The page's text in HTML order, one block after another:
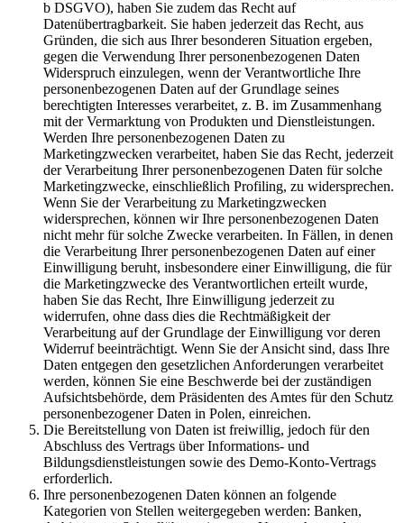
b DSGVO), haben Sie zudem das Recht auf
Datenübertragbarkeit. Sie haben jederzeit das Recht, aus
Gründen, die sich aus Ihrer besonderen Situation ergeben,
gegen die Verwendung Ihrer personenbezogenen Daten
Widerspruch einzulegen, wenn der Verantwortliche Ihre
personenbezogenen Daten auf der Grundlage seines
berechtigten Interesses verarbeitet, z. B. im Zusammenhang
mit der Vermarktung von Produkten und Dienstleistungen.
Werden Ihre personenbezogenen Daten zu
Marketingzwecken verarbeitet, haben Sie das Recht, jederzeit
der Verarbeitung Ihrer personenbezogenen Daten für solche
Marketingzwecke, einschließlich Profiling, zu widersprechen.
Wenn Sie der Verarbeitung zu Marketingzwecken
widersprechen, können wir Ihre personenbezogenen Daten
nicht mehr für solche Zwecke verarbeiten. In Fällen, in denen
die Verarbeitung Ihrer personenbezogenen Daten auf einer
Einwilligung beruht, insbesondere einer Einwilligung, die für
die Marketingzwecke des Verantwortlichen erteilt wurde,
haben Sie das Recht, Ihre Einwilligung jederzeit zu
widerrufen, ohne dass dies die Rechtmäßigkeit der
Verarbeitung auf der Grundlage der Einwilligung vor deren
Widerruf beeinträchtigt. Wenn Sie der Ansicht sind, dass Ihre
Daten entgegen den gesetzlichen Anforderungen verarbeitet
werden, können Sie eine Beschwerde bei der zuständigen
Aufsichtsbehörde, dem Präsidenten des Amtes für den Schutz
personenbezogener Daten in Polen, einreichen.
Die Bereitstellung von Daten ist freiwillig, jedoch für den
Abschluss des Vertrags über Informations- und
Bildungsdienstleistungen sowie des Demo-Konto-Vertrags
erforderlich.
Ihre personenbezogenen Daten können an folgende
Kategorien von Stellen weitergegeben werden: Banken,